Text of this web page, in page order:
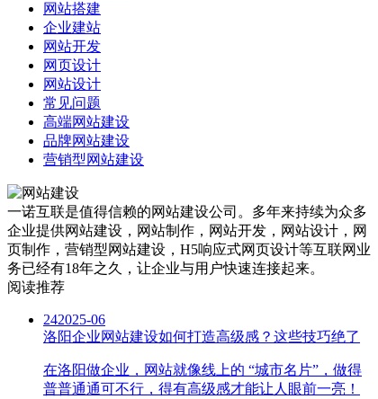
网站搭建
企业建站
网站开发
网页设计
网站设计
常见问题
高端网站建设
品牌网站建设
营销型网站建设
一诺互联是值得信赖的网站建设公司。多年来持续为众多
企业提供网站建设，网站制作，网站开发，网站设计，网
页制作，营销型网站建设，H5响应式网页设计等互联网业
务已经有18年之久，让企业与用户快速连接起来。
阅读推荐
242025-06
洛阳企业网站建设如何打造高级感？这些技巧绝了
在洛阳做企业，网站就像线上的 “城市名片”，做得
普普通通可不行，得有高级感才能让人眼前一亮！